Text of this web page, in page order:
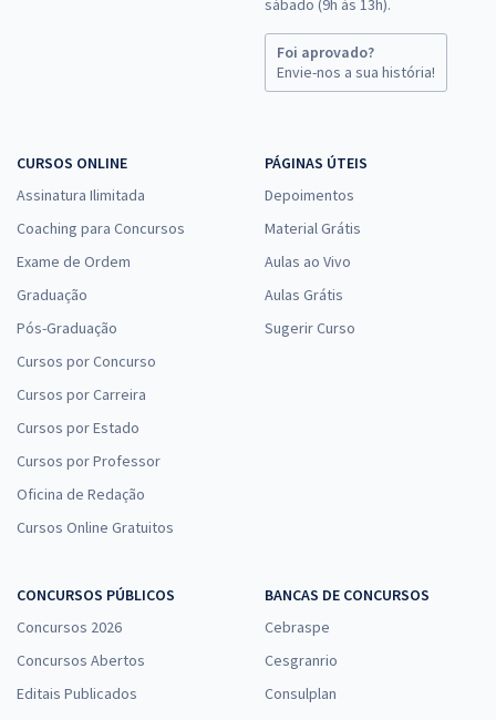
sábado (9h às 13h).
Foi aprovado?
Envie-nos a sua história!
CURSOS ONLINE
Assinatura Ilimitada
Coaching para Concursos
Exame de Ordem
Graduação
Pós-Graduação
Cursos por Concurso
Cursos por Carreira
Cursos por Estado
Cursos por Professor
Oficina de Redação
Cursos Online Gratuitos
PÁGINAS ÚTEIS
Depoimentos
Material Grátis
Aulas ao Vivo
Aulas Grátis
Sugerir Curso
CONCURSOS PÚBLICOS
Concursos 2026
Concursos Abertos
Editais Publicados
BANCAS DE CONCURSOS
Cebraspe
Cesgranrio
Consulplan